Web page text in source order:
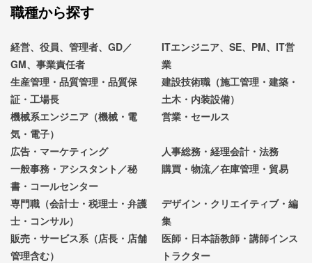
職種から探す
経営、役員、管理者、GD／
GM、事業責任者
ITエンジニア、SE、PM、IT営
業
生産管理・品質管理・品質保
証・工場長
建設技術職（施工管理・建築・
土木・内装設備）
機械系エンジニア（機械・電
気・電子）
営業・セールス
広告・マーケティング
人事総務・経理会計・法務
一般事務・アシスタント／秘
書・コールセンター
購買・物流／在庫管理・貿易
専門職（会計士・税理士・弁護
士・コンサル）
デザイン・クリエイティブ・編
集
販売・サービス系（店長・店舗
管理含む）
医師・日本語教師・講師インス
トラクター